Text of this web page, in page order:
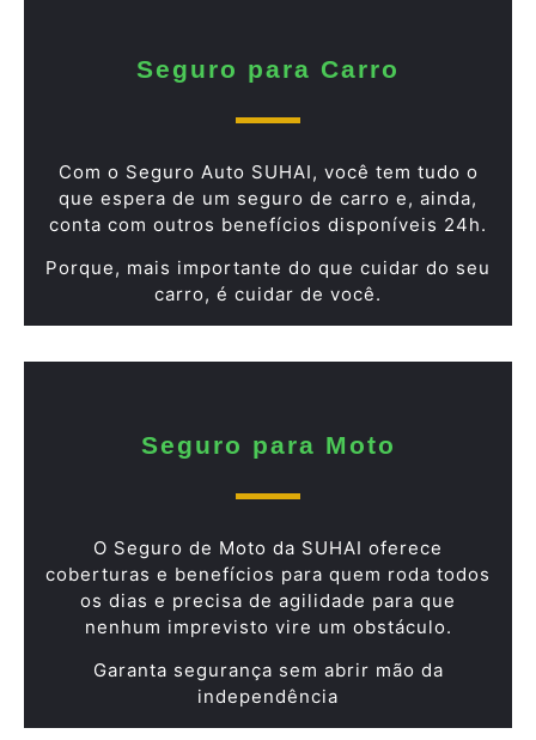
Seguro para Carro
Com o Seguro Auto SUHAI, você tem tudo o
que espera de um seguro de carro e, ainda,
conta com outros benefícios disponíveis 24h.
Porque, mais importante do que cuidar do seu
carro, é cuidar de você.
Seguro para Moto
O Seguro de Moto da SUHAI oferece
coberturas e benefícios para quem roda todos
os dias e precisa de agilidade para que
nenhum imprevisto vire um obstáculo.
Garanta segurança sem abrir mão da
independência